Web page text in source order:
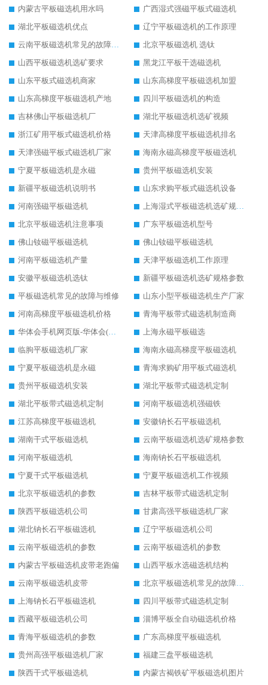
内蒙古平板磁选机用水吗
广西湿式强磁平板式磁选机
湖北平板磁选机优点
辽宁平板磁选机的工作原理
北京平板磁选机 选钛
山西平板磁选机选矿要求
黑龙江平板干选磁选机
山东平板式磁选机商家
山东高梯度平板磁选机加盟
山东高梯度平板磁选机产地
四川平板磁选机的构造
吉林佛山平板磁选机厂
湖北平板磁选机选矿视频
浙江矿用平板式磁选机价格
天津高梯度平板磁选机排名
天津强磁平板式磁选机厂家
海南永磁高梯度平板磁选机
宁夏平板磁选机是永磁
贵州平板磁选机安装
新疆平板磁选机说明书
山东求购平板式磁选机设备
河南强磁平板磁选机
北京平板磁选机注意事项
广东平板磁选机型号
佛山钕磁平板磁选机
佛山钕磁平板磁选机
河南平板磁选机产量
天津平板磁选机工作原理
安徽平板磁选机选钛
新疆平板磁选机选矿规格参数
平板磁选机常见的故障与维修
山东小型平板磁选机生产厂家
河南高梯度平板磁选机价格
青海平板带式磁选机制造商
上海永磁平板磁选
临朐平板磁选机厂家
海南永磁高梯度平板磁选机
宁夏平板磁选机是永磁
青海求购矿用平板式磁选机
贵州平板磁选机安装
湖北平板带式磁选机定制
湖北平板带式磁选机定制
河南平板磁选机强磁铁
江苏高梯度平板磁选机
安徽钠长石平板磁选机
湖南干式平板磁选机
云南平板磁选机选矿规格参数
河南平板磁选机
海南钠长石平板磁选机
宁夏干式平板磁选机
宁夏平板磁选机工作视频
北京平板磁选机的参数
吉林平板带式磁选机定制
陕西平板磁选机公司
甘肃高强平板磁选机厂家
湖北钠长石平板磁选机
辽宁平板磁选机公司
云南平板磁选机的参数
云南平板磁选机的参数
内蒙古平板磁选机皮带老跑偏
山西平板水选磁选机结构
云南平板磁选机皮带
上海钠长石平板磁选机
四川平板带式磁选机定制
西藏平板磁选机公司
淄博平板全自动磁选机价格
青海平板磁选机的参数
广东高梯度平板磁选机
贵州高强平板磁选机厂家
福建三盘平板磁选机
陕西干式平板磁选机
内蒙古褐铁矿平板磁选机图片